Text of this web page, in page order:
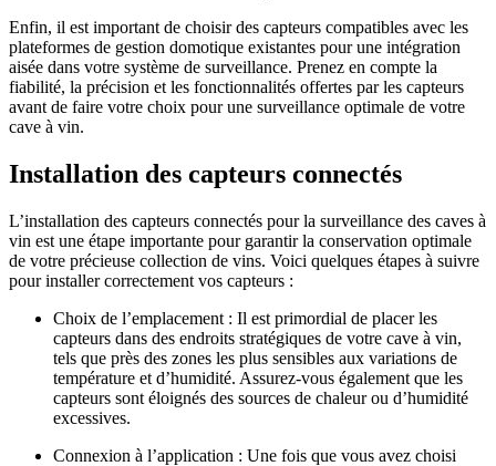
Enfin, il est important de choisir des capteurs compatibles avec les
plateformes de gestion domotique existantes pour une intégration
aisée dans votre système de surveillance. Prenez en compte la
fiabilité, la précision et les fonctionnalités offertes par les capteurs
avant de faire votre choix pour une surveillance optimale de votre
cave à vin.
Installation des capteurs connectés
L’installation des capteurs connectés pour la surveillance des caves à
vin est une étape importante pour garantir la conservation optimale
de votre précieuse collection de vins. Voici quelques étapes à suivre
pour installer correctement vos capteurs :
Choix de l’emplacement : Il est primordial de placer les
capteurs dans des endroits stratégiques de votre cave à vin,
tels que près des zones les plus sensibles aux variations de
température et d’humidité. Assurez-vous également que les
capteurs sont éloignés des sources de chaleur ou d’humidité
excessives.
Connexion à l’application : Une fois que vous avez choisi